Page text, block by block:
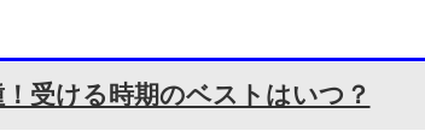
受ける時期のベストはいつ？